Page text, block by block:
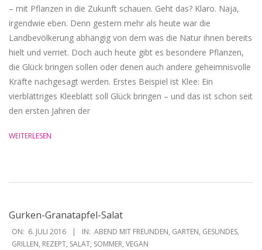
– mit Pflanzen in die Zukunft schauen. Geht das? Klaro. Naja,
irgendwie eben. Denn gestern mehr als heute war die
Landbevölkerung abhängig von dem was die Natur ihnen bereits
hielt und verriet. Doch auch heute gibt es besondere Pflanzen,
die Glück bringen sollen oder denen auch andere geheimnisvolle
Kräfte nachgesagt werden. Erstes Beispiel ist Klee: Ein
vierblättriges Kleeblatt soll Glück bringen – und das ist schon seit
den ersten Jahren der
WEITERLESEN
Gurken-Granatapfel-Salat
2016-
07-
ON: 6. JULI 2016 IN: ABEND MIT FREUNDEN, GARTEN, GESUNDES,
GRILLEN, REZEPT, SALAT, SOMMER, VEGAN